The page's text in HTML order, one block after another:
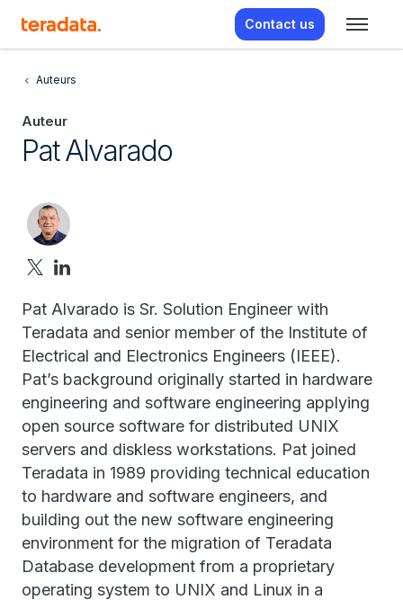
Contact us
Auteurs
Auteur
Pat Alvarado
Pat Alvarado is Sr. Solution Engineer with
Teradata and senior member of the Institute of
Electrical and Electronics Engineers (IEEE).
Pat’s background originally started in hardware
engineering and software engineering applying
open source software for distributed UNIX
servers and diskless workstations. Pat joined
Teradata in 1989 providing technical education
to hardware and software engineers, and
building out the new software engineering
environment for the migration of Teradata
Database development from a proprietary
operating system to UNIX and Linux in a